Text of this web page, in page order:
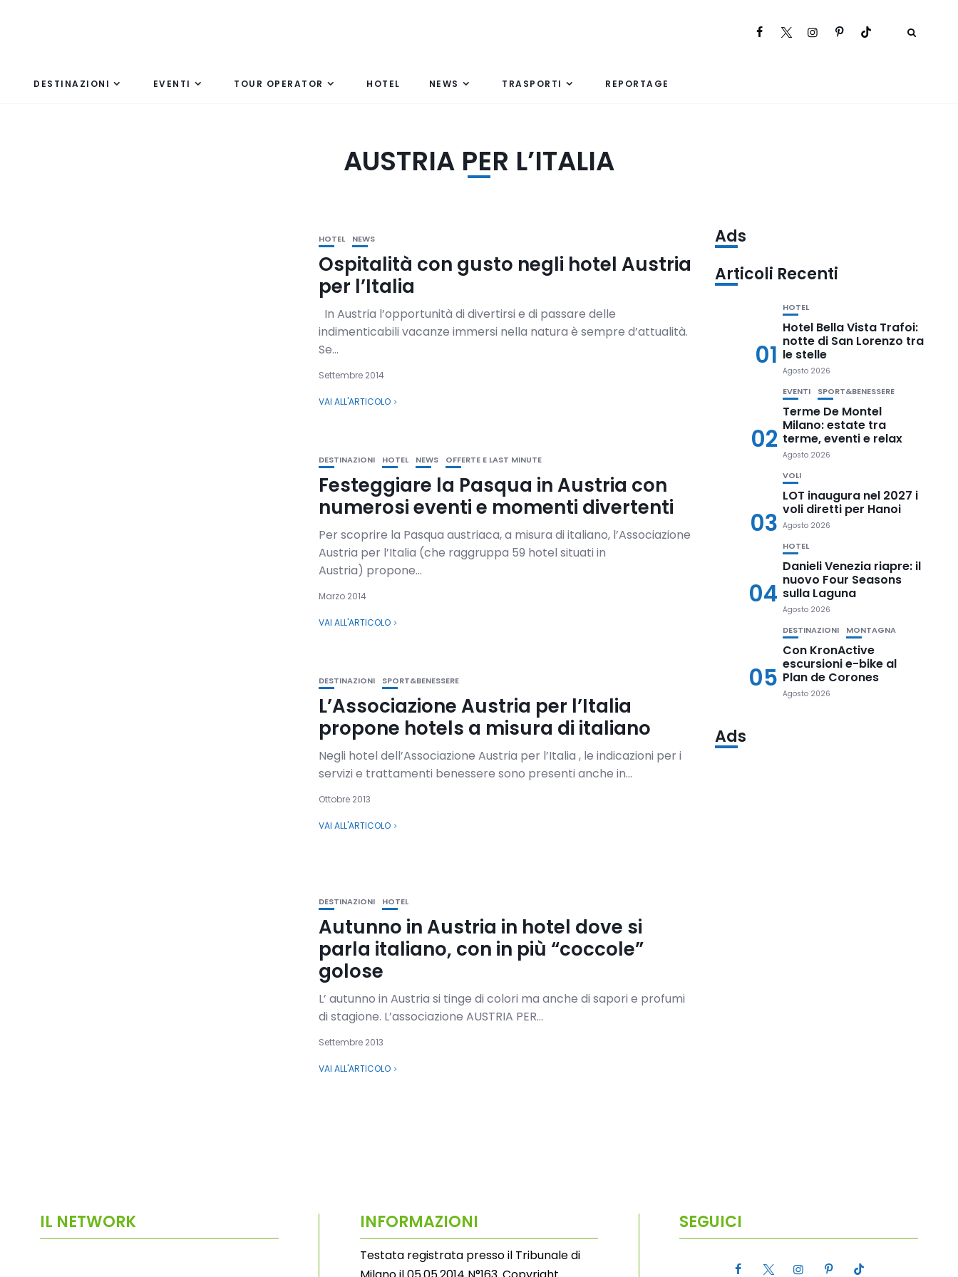
DESTINAZIONI EVENTI TOUR OPERATOR HOTEL NEWS TRASPORTI REPORTAGE
AUSTRIA PER L’ITALIA
HOTEL NEWS
Ospitalità con gusto negli hotel Austria
per l’Italia
In Austria l’opportunità di divertirsi e di passare delle
indimenticabili vacanze immersi nella natura è sempre d’attualità.
Se...
Settembre 2014
VAI ALL'ARTICOLO
DESTINAZIONI HOTEL NEWS OFFERTE E LAST MINUTE
Festeggiare la Pasqua in Austria con
numerosi eventi e momenti divertenti
Per scoprire la Pasqua austriaca, a misura di italiano, l’Associazione
Austria per l’Italia (che raggruppa 59 hotel situati in
Austria) propone...
Marzo 2014
VAI ALL'ARTICOLO
DESTINAZIONI SPORT&BENESSERE
L’Associazione Austria per l’Italia
propone hotels a misura di italiano
Negli hotel dell’Associazione Austria per l’Italia , le indicazioni per i
servizi e trattamenti benessere sono presenti anche in...
Ottobre 2013
VAI ALL'ARTICOLO
DESTINAZIONI HOTEL
Autunno in Austria in hotel dove si
parla italiano, con in più “coccole”
golose
L’ autunno in Austria si tinge di colori ma anche di sapori e profumi
di stagione. L’associazione AUSTRIA PER...
Settembre 2013
VAI ALL'ARTICOLO
Ads
Articoli Recenti
01
HOTEL
Hotel Bella Vista Trafoi:
notte di San Lorenzo tra
le stelle
Agosto 2026
02
EVENTI SPORT&BENESSERE
Terme De Montel
Milano: estate tra
terme, eventi e relax
Agosto 2026
03
VOLI
LOT inaugura nel 2027 i
voli diretti per Hanoi
Agosto 2026
04
HOTEL
Danieli Venezia riapre: il
nuovo Four Seasons
sulla Laguna
Agosto 2026
05
DESTINAZIONI MONTAGNA
Con KronActive
escursioni e-bike al
Plan de Corones
Agosto 2026
Ads
IL NETWORK INFORMAZIONI
Testata registrata presso il Tribunale di
SEGUICI